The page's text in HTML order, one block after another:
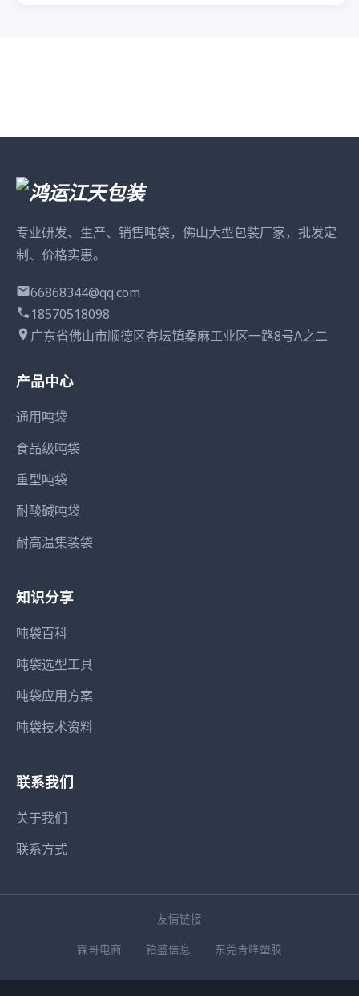
专业研发、生产、销售吨袋，佛山大型包装厂家，批发定
制、价格实惠。
66868344@qq.com
18570518098
广东省佛山市顺德区杏坛镇桑麻工业区一路8号A之二
产品中心
通用吨袋
食品级吨袋
重型吨袋
耐酸碱吨袋
耐高温集装袋
知识分享
吨袋百科
吨袋选型工具
吨袋应用方案
吨袋技术资料
联系我们
关于我们
联系方式
友情链接
霖哥电商
铂盛信息 东莞青峰塑胶